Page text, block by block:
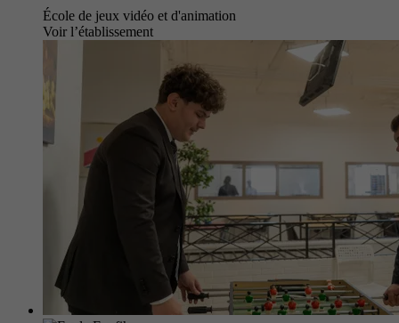
École de jeux vidéo et d'animation
Voir l’établissement